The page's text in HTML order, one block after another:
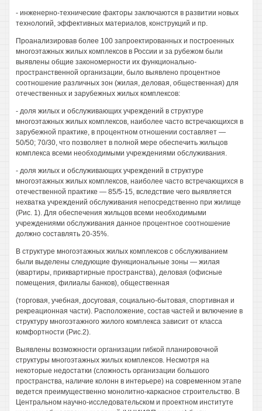
- инженерно-технические факторы заключаются в развитии новых
технологий, эффективных материалов, конструкций и пр.
Проанализировав более 100 запроектированных и построенных
многоэтажных жилых комплексов в России и за рубежом были
выявлены общие закономерности их функционально-
пространственной организации, было выявлено процентное
соотношение различных зон (жилая, деловая, общественная) для
отечественных и зарубежных жилых комплексов:
- доля жилых и обслуживающих учреждений в структуре
многоэтажных жилых комплексов, наиболее часто встречающихся в
зарубежной практике, в процентном отношении составляет —
50/50; 70/30, что позволяет в полной мере обеспечить жильцов
комплекса всеми необходимыми учреждениями обслуживания.
- доля жилых и обслуживающих учреждений в структуре
многоэтажных жилых комплексов, наиболее часто встречающихся в
отечественной практике — 85/5-15, вследствие чего выявляется
нехватка учреждений обслуживания непосредственно при жилище
(Рис. 1). Для обеспечения жильцов всеми необходимыми
учреждениями обслуживания данное процентное соотношение
должно составлять 20-35%.
В структуре многоэтажных жилых комплексов с обслуживанием
были выделены следующие функциональные зоны — жилая
(квартиры, приквартирные пространства), деловая (офисные
помещения, филиалы банков), общественная
(торговая, учебная, досуговая, социально-бытовая, спортивная и
рекреационная части). Расположение, состав частей и включение в
структуру многоэтажного жилого комплекса зависит от класса
комфортности (Рис.2).
Выявлены возможности организации гибкой планировочной
структуры многоэтажных жилых комплексов. Несмотря на
некоторые недостатки (сложность организации большого
пространства, наличие колонн в интерьере) на современном этапе
ведется преимущественно монолитно-каркасное строительство. В
Центральном научно-исследовательском и проектном институте